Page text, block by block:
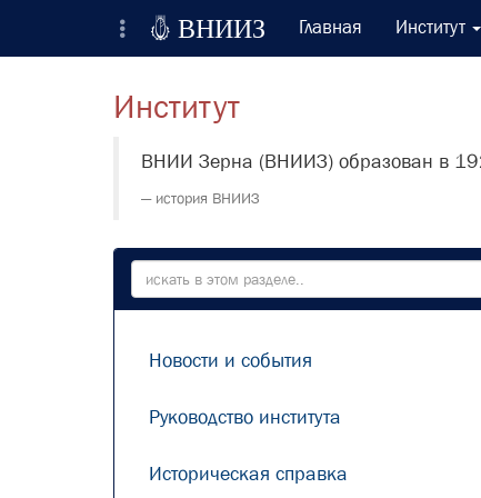
Институт Зерна и продуктов его переработки
Регистрация
Вход на сайт
Отправить сообщение
 ВНИИЗ Главная Институт
Институт
ВНИИ Зерна (ВНИИЗ) образован в
история ВНИИЗ
Новости и события
Руководство института
Историческая справка